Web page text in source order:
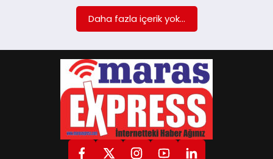
Daha fazla içerik yok...